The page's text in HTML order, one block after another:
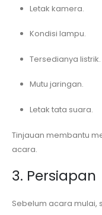
Letak kamera.
Kondisi lampu.
Tersedianya listrik.
Mutu jaringan.
Letak tata suara.
Tinjauan membantu
acara.
3. Persiapan
Sebelum acara mulai,